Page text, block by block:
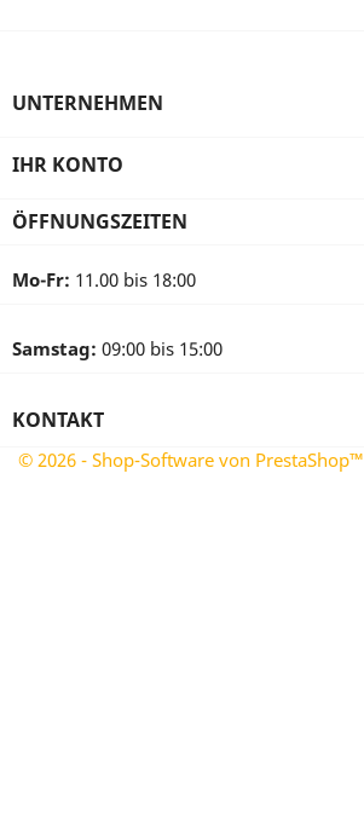
UNTERNEHMEN
IHR KONTO
ÖFFNUNGSZEITEN
Mo-Fr: 11.00 bis 18:00
Samstag: 09:00 bis 15:00
KONTAKT
© 2026 - Shop-Software von PrestaShop™